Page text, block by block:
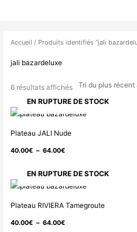
Accueil / Produits identifiés “jali
jali bazardeluxe
6 résultats affichés
du
au
plus
ancien
EN RUPTURE DE STOCK
Plateau JALI Nude
40.00€ – 64.00€
Plage
40.00€
à
64.00€
EN RUPTURE DE STOCK
Plateau RIVIERA Tamegroute
40.00€ – 64.00€
Plage
40.00€